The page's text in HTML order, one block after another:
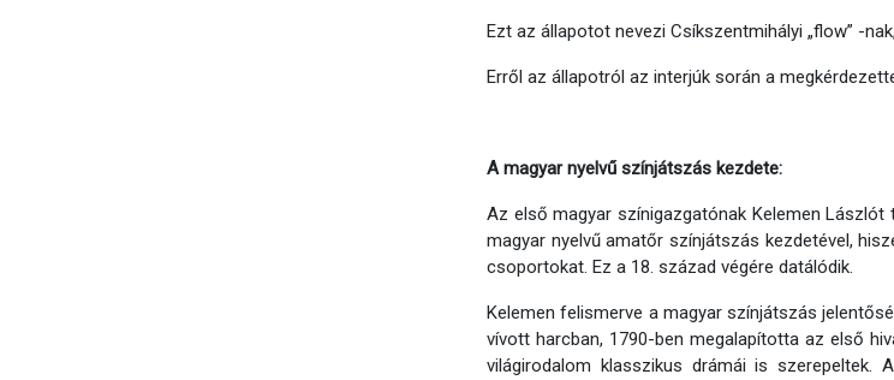
Ezt az állapotot nevezi Csíkszentmihályi „flow” -
Erről az állapotról az interjúk során a
A magyar nyelvű színjátszás kezdete:
Az első magyar színigazgatónak Kelemen
magyar nyelvű amatőr színjátszás kezdetével,
csoportokat. Ez a 18. század végére datálódik.
Kelemen felismerve a magyar színjátszás
vívott harcban, 1790-ben megalapította az első
világirodalom klasszikus drámái is szerepeltek.